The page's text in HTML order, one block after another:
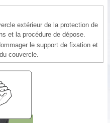
extérieur de la protection de
et la procédure de dépose.
le support de fixation et
couvercle.